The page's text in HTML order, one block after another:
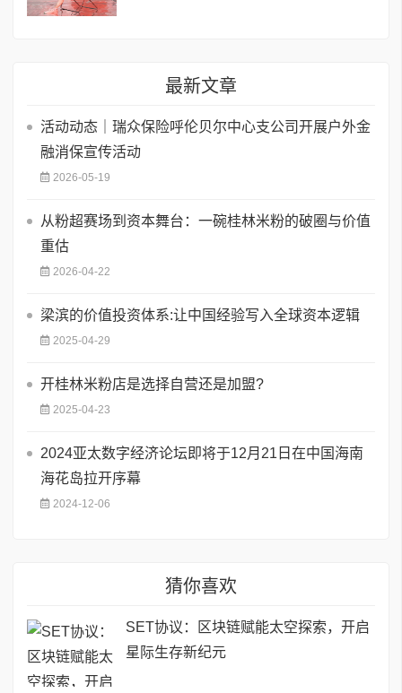
最新文章
活动动态｜瑞众保险呼伦贝尔中心支公司开展户外金
融消保宣传活动
2026-05-19
从粉超赛场到资本舞台：一碗桂林米粉的破圈与价值
重估
2026-04-22
梁滨的价值投资体系:让中国经验写入全球资本逻辑
2025-04-29
开桂林米粉店是选择自营还是加盟?
2025-04-23
2024亚太数字经济论坛即将于12月21日在中国海南
海花岛拉开序幕
2024-12-06
猜你喜欢
SET协议：区块链赋能太空探索，开启
星际生存新纪元